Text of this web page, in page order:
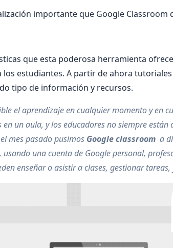
importante que Google Classroom
que esta poderosa herramienta
estudiantes. A partir de ahora
tipo de información y recursos.
el aprendizaje en cualquier momento y en
un aula, y los educadores no siempre están
mes pasado pusimos Google classroom a
una cuenta de Google personal,
enseñar o asistir a clases, gestionar